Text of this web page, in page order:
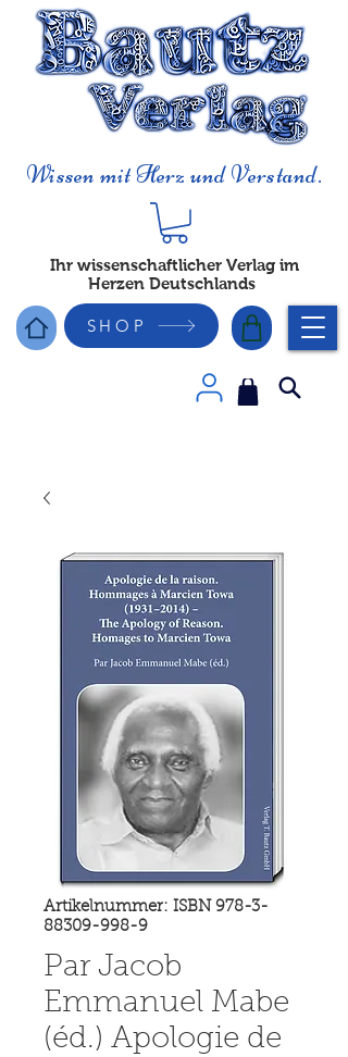
Wissen mit Herz und Verstand.
Ihr wissenschaftlicher Verlag im
Herzen Deutschlands
SHOP
Artikelnummer: ISBN 978-3-
88309-998-9
Par Jacob
Emmanuel Mabe
(éd.) Apologie de